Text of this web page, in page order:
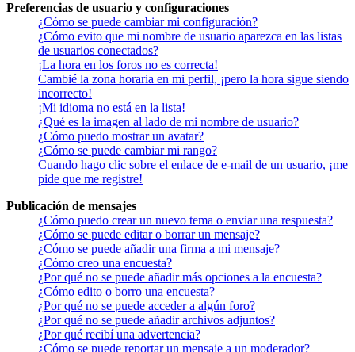
Preferencias de usuario y configuraciones
¿Cómo se puede cambiar mi configuración?
¿Cómo evito que mi nombre de usuario aparezca en las listas
de usuarios conectados?
¡La hora en los foros no es correcta!
Cambié la zona horaria en mi perfil, ¡pero la hora sigue siendo
incorrecto!
¡Mi idioma no está en la lista!
¿Qué es la imagen al lado de mi nombre de usuario?
¿Cómo puedo mostrar un avatar?
¿Cómo se puede cambiar mi rango?
Cuando hago clic sobre el enlace de e-mail de un usuario, ¡me
pide que me registre!
Publicación de mensajes
¿Cómo puedo crear un nuevo tema o enviar una respuesta?
¿Cómo se puede editar o borrar un mensaje?
¿Cómo se puede añadir una firma a mi mensaje?
¿Cómo creo una encuesta?
¿Por qué no se puede añadir más opciones a la encuesta?
¿Cómo edito o borro una encuesta?
¿Por qué no se puede acceder a algún foro?
¿Por qué no se puede añadir archivos adjuntos?
¿Por qué recibí una advertencia?
¿Cómo se puede reportar un mensaje a un moderador?